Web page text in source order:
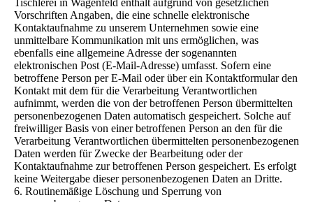
Tischlerei in Wagenfeld enthält aufgrund von gesetzlichen
Vorschriften Angaben, die eine schnelle elektronische
Kontaktaufnahme zu unserem Unternehmen sowie eine
unmittelbare Kommunikation mit uns ermöglichen, was
ebenfalls eine allgemeine Adresse der sogenannten
elektronischen Post (E-Mail-Adresse) umfasst. Sofern eine
betroffene Person per E-Mail oder über ein Kontaktformular den
Kontakt mit dem für die Verarbeitung Verantwortlichen
aufnimmt, werden die von der betroffenen Person übermittelten
personenbezogenen Daten automatisch gespeichert. Solche auf
freiwilliger Basis von einer betroffenen Person an den für die
Verarbeitung Verantwortlichen übermittelten personenbezogenen
Daten werden für Zwecke der Bearbeitung oder der
Kontaktaufnahme zur betroffenen Person gespeichert. Es erfolgt
keine Weitergabe dieser personenbezogenen Daten an Dritte.
6. Routinemäßige Löschung und Sperrung von